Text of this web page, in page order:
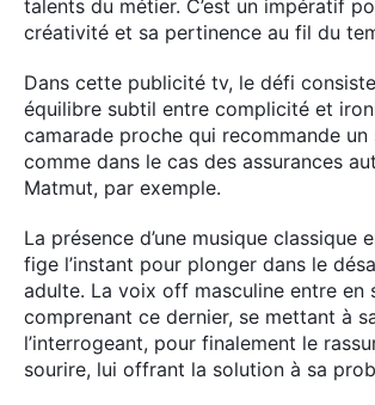
talents du métier. C’est un impératif
créativité et sa pertinence au fil du
Dans cette publicité tv, le défi
équilibre subtil entre complicité et
camarade proche qui recommande un
comme dans le cas des assurances
Matmut, par exemple.
La présence d’une musique classique
fige l’instant pour plonger dans le
adulte. La voix off masculine entre en
comprenant ce dernier, se mettant à
l’interrogeant, pour finalement le
sourire, lui offrant la solution à sa